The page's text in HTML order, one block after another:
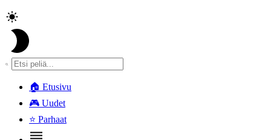
🏠 Etusivu
🎮 Uudet
⭐ Parhaat